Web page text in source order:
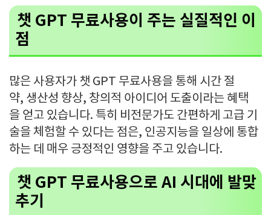
챗 GPT 무료사용이 주는 실질적인 이
점
많은 사용자가 챗 GPT 무료사용을 통해 시간 절
약, 생산성 향상, 창의적 아이디어 도출이라는 혜택
을 얻고 있습니다. 특히 비전문가도 간편하게 고급 기
술을 체험할 수 있다는 점은, 인공지능을 일상에 통합
하는 데 매우 긍정적인 영향을 주고 있습니다.
챗 GPT 무료사용으로 AI 시대에 발맞
추기